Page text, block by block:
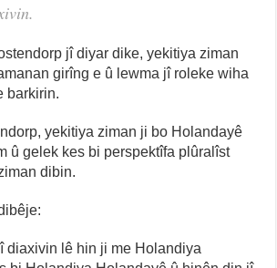
jî diyar dike, yekitiya ziman
girîng e û lewma jî roleke wiha
barkirin.
yekitiya ziman ji bo Holandayê
û gelek kes bi perspektîfa plûralîst
dibin.
diaxivin lê hin ji me Holandiya